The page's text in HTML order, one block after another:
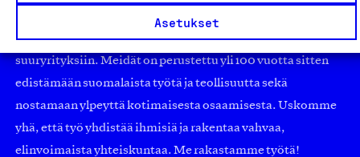
Asetukset
Jäseninämme on koko suomalaisen yhteiskunnan kirjo
pienistä pajoista ja yhteisöistä kansainvälisiin
suuryrityksiin. Meidät on perustettu yli 100 vuotta sitten
edistämään suomalaista työtä ja teollisuutta sekä
nostamaan ylpeyttä kotimaisesta osaamisesta. Uskomme
yhä, että työ yhdistää ihmisiä ja rakentaa vahvaa,
elinvoimaista yhteiskuntaa. Me rakastamme työtä!